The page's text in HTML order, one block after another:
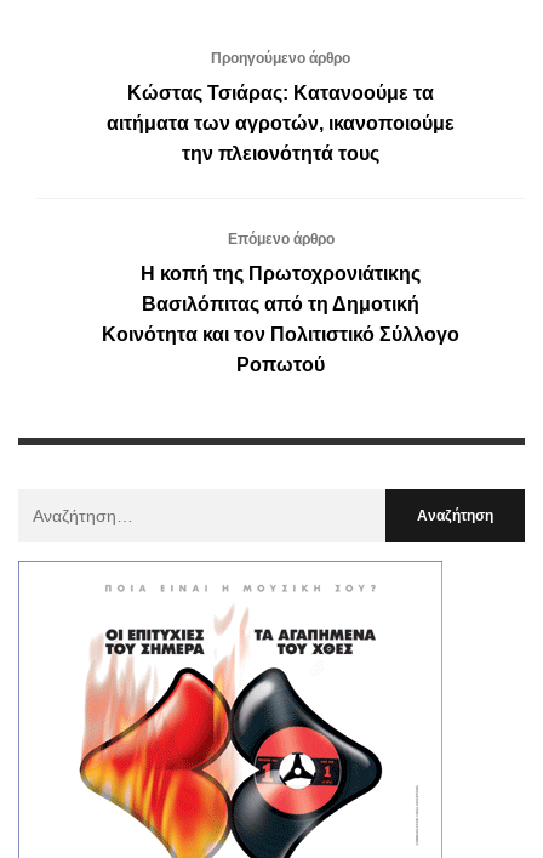
Προηγούμενο άρθρο
Κώστας Τσιάρας: Κατανοούμε τα
αιτήματα των αγροτών, ικανοποιούμε
την πλειονότητά τους
Επόμενο άρθρο
Η κοπή της Πρωτοχρονιάτικης
Βασιλόπιτας από τη Δημοτική
Κοινότητα και τον Πολιτιστικό Σύλλογο
Ροπωτού
: